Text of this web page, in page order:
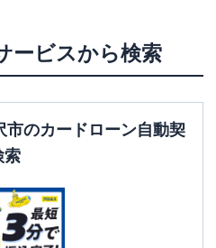
：00～26：00月曜日の6:00～7:00
いただけません。
：00～21：00
ービスから検索
市のカードローン自動契
索